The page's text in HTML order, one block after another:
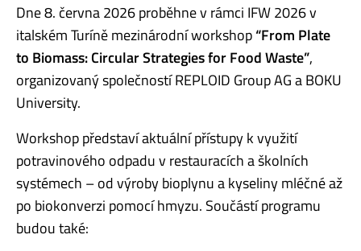
Dne 8. června 2026 proběhne v rámci IFW 2026 v
italském Turíně mezinárodní workshop“From Plate
to Biomass: Circular Strategies for Food Waste”,
organizovaný společností REPLOID Group AG a BOKU
University.
Workshop představí aktuální přístupy k využití
potravinového odpadu v restauracích a školních
systémech – od výroby bioplynu a kyseliny mléčné až
po biokonverzi pomocí hmyzu. Součástí programu
budou také: